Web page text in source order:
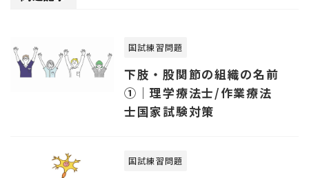
国試練習問題
下肢・股関節の組織の名前
①｜理学療法士/作業療法
士国家試験対策
国試練習問題